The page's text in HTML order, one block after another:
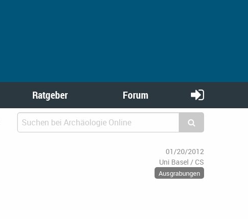
Ratgeber Forum
01/20/2012
Uni Basel / CS
Ausgrabungen